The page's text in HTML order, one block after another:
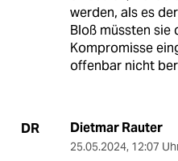
werden, als es
Bloß müssten sie
Kompromisse
offenbar nicht
DR Dietmar Rauter
25.05.2024, 12:07